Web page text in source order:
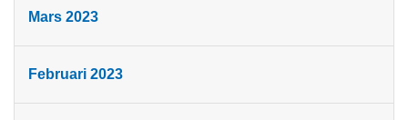
Mars 2023
Februari 2023